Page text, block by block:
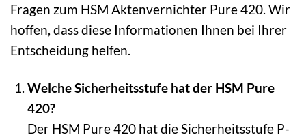
Fragen zum HSM Aktenvernichter Pure 420. Wir
hoffen, dass diese Informationen Ihnen bei Ihrer
Entscheidung helfen.
Welche Sicherheitsstufe hat der HSM Pure
420?
Der HSM Pure 420 hat die Sicherheitsstufe P-